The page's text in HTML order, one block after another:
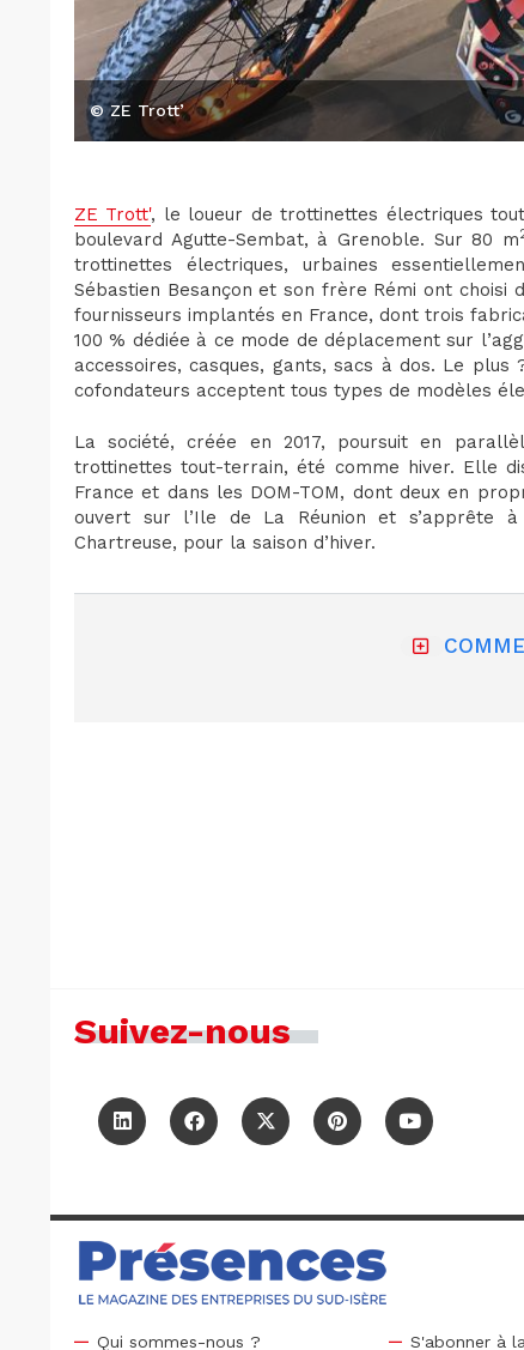
© ZE Trott’
ZE Trott', le loueur de trottinettes électriques
boulevard Agutte-Sembat, à Grenoble. Sur 80 m
trottinettes électriques, urbaines
Sébastien Besançon et son frère Rémi ont
fournisseurs implantés en France, dont trois
100 % dédiée à ce mode de déplacement sur
accessoires, casques, gants, sacs à dos. Le
cofondateurs acceptent tous types de modèles
La société, créée en 2017, poursuit en
trottinettes tout-terrain, été comme hiver. Elle
France et dans les DOM-TOM, dont deux en
ouvert sur l’Ile de La Réunion et s’apprête
Chartreuse, pour la saison d’hiver.
Suivez-nous
Qui sommes-nous ? S'abonner à